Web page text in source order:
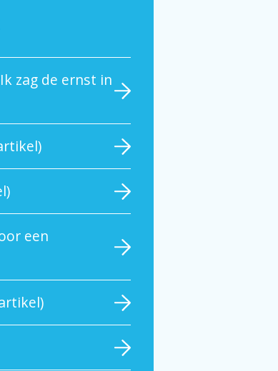
zag de ernst in
een